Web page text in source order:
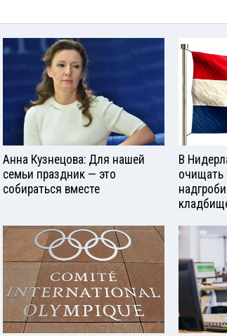
Анна Кузнецова: Для нашей
семьи праздник — это
собираться вместе
В
очищать